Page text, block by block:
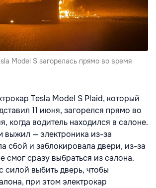
Model S загорелась прямо во время
Tesla Model S Plaid, который
11 июня, загорелся прямо во
когда водитель находился в салоне.
выжил — электроника из-за
сбой и заблокировала двери, из-за
смог сразу выбраться из салона.
силой выбить дверь, чтобы
при этом электрокар